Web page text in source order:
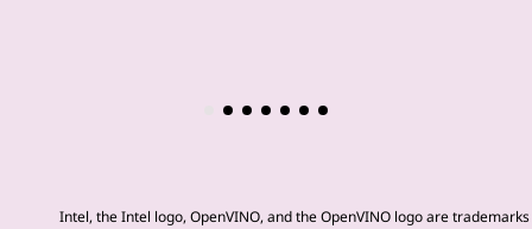
Intel, the Intel logo, OpenVINO, and the OpenVINO logo are trademarks